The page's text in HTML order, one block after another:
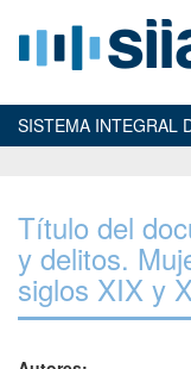
SISTEMA INTEGRAL
Título del
y delitos.
siglos XIX y